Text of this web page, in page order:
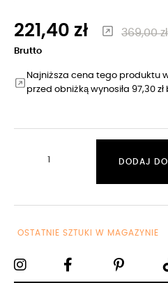
221,40 zł 369,00 zł
Brutto
Najniższa cena tego produktu
przed obniżką wynosiła 97,30
DODAJ
OSTATNIE SZTUKI W MAGAZYNIE